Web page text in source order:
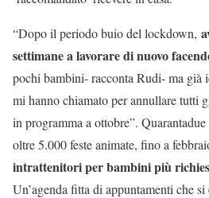
“Dopo il periodo buio del lockdown,
settimane a lavorare di nuovo
pochi bambini- racconta Rudi- ma già
mi hanno chiamato per annullare tutti
in programma a ottobre”.
oltre 5.000 feste animate, fino a
intrattenitori per bambini più
Un’agenda fitta di appuntamenti che